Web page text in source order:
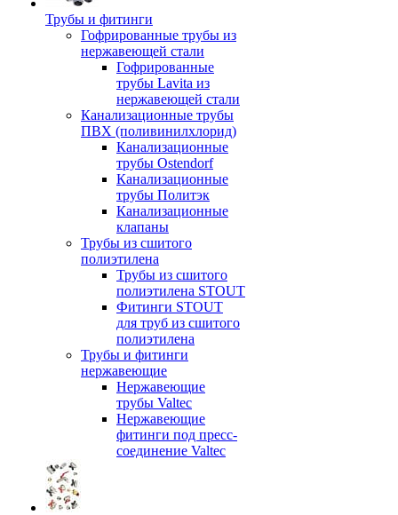
Трубы и фитинги
Гофрированные трубы из
нержавеющей стали
Гофрированные
трубы Lavita из
нержавеющей стали
Канализационные трубы
ПВХ (поливинилхлорид)
Канализационные
трубы Ostendorf
Канализационные
трубы Политэк
Канализационные
клапаны
Трубы из сшитого
полиэтилена
Трубы из сшитого
полиэтилена STOUT
Фитинги STOUT
для труб из сшитого
полиэтилена
Трубы и фитинги
нержавеющие
Нержавеющие
трубы Valtec
Нержавеющие
фитинги под пресс-
соединение Valtec